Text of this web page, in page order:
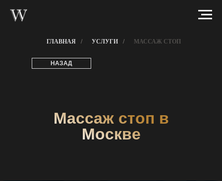
ГЛАВНАЯ / УСЛУГИ / МАССАЖ СТОП
НАЗАД
Массаж стоп в
Москве